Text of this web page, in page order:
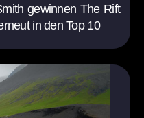
gewinnen The Rift
in den Top 10